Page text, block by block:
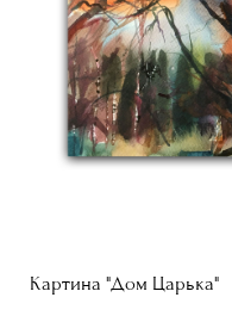
Картина "Дом Царька"